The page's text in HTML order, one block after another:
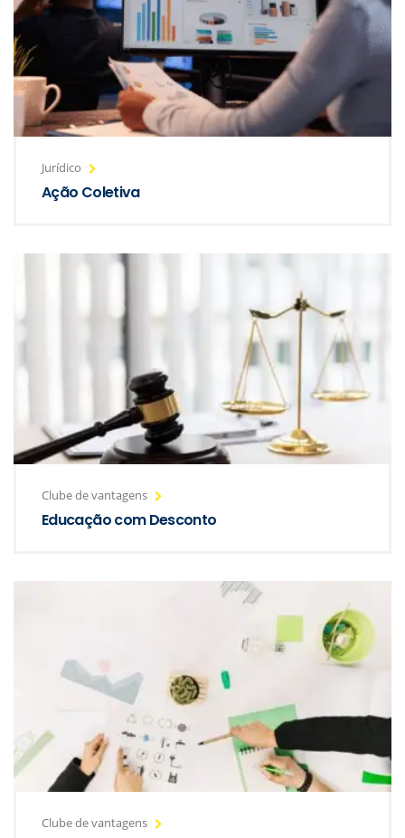
Jurídico
Ação Coletiva
Clube de vantagens
Educação com Desconto
Clube de vantagens